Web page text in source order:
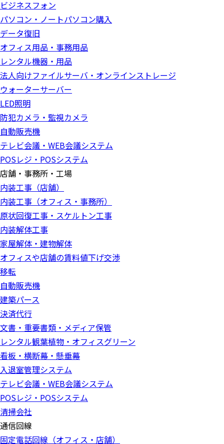
ビジネスフォン
パソコン・ノートパソコン購入
データ復旧
オフィス用品・事務用品
レンタル機器・用品
法人向けファイルサーバ・オンラインストレージ
ウォーターサーバー
LED照明
防犯カメラ・監視カメラ
自動販売機
テレビ会議・WEB会議システム
POSレジ・POSシステム
店舗・事務所・工場
内装工事（店舗）
内装工事（オフィス・事務所）
原状回復工事・スケルトン工事
内装解体工事
家屋解体・建物解体
オフィスや店舗の賃料値下げ交渉
移転
自動販売機
建築パース
決済代行
文書・重要書類・メディア保管
レンタル観葉植物・オフィスグリーン
看板・横断幕・懸垂幕
入退室管理システム
テレビ会議・WEB会議システム
POSレジ・POSシステム
清掃会社
通信回線
固定電話回線（オフィス・店舗）